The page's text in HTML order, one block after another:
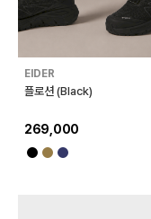
EIDER
플로션 (Black)
269,000